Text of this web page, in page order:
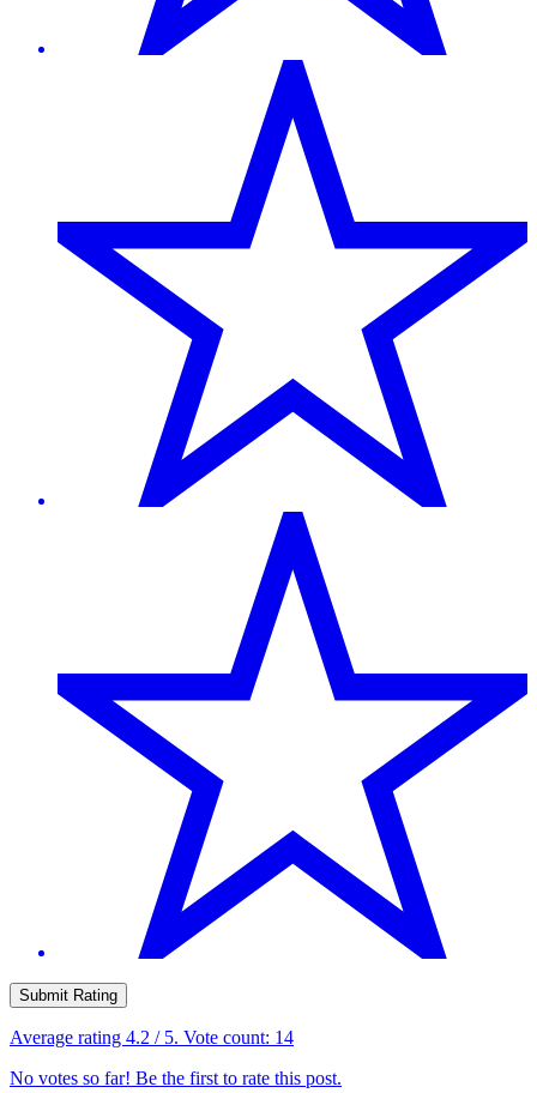
Submit Rating
Average rating 4.2 / 5. Vote count: 14
No votes so far! Be the first to rate this post.